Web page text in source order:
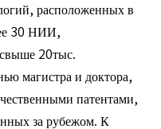
расположенных в
30 НИИ,
20тыс.
магистра и доктора,
патентами,
за рубежом. К